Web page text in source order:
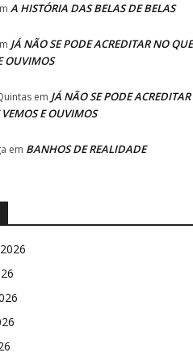
A HISTÓRIA DAS BELAS DE BELAS
JÁ NÃO SE PODE ACREDITAR NO QUE
OUVIMOS
em JÁ NÃO SE PODE ACREDITAR
E OUVIMOS
em BANHOS DE REALIDADE